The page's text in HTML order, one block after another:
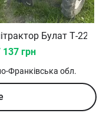
Булат Т-22
137 грн
Франківська обл.